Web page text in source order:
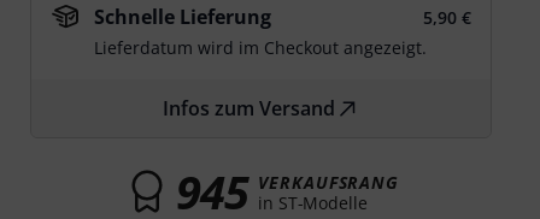
Schnelle Lieferung
5,90 €
Lieferdatum wird im Checkout angezeigt.
Infos zum Versand
945 VERKAUFSRANG
in ST-Modelle